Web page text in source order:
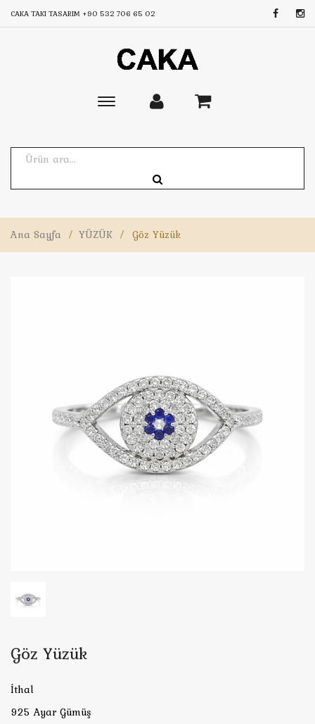
CAKA TAKI TASARIM +90 532 706 65 02
Toggle
Ana Sayfa / YÜZÜK / Göz Yüzük
Göz Yüzük
İthal
925 Ayar Gümüş